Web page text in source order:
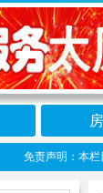
免责声明：本栏